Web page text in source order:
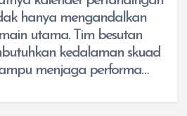
hanya mengandalkan
utama. Tim besutan
kedalaman skuad
menjaga performa…